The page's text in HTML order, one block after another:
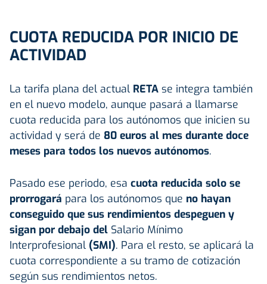
CUOTA REDUCIDA POR INICIO DE
ACTIVIDAD
La tarifa plana del actual RETA se integra también
en el nuevo modelo, aunque pasará a llamarse
cuota reducida para los autónomos que inicien su
actividad y será de 80 euros al mes durante doce
meses para todos los nuevos autónomos.
Pasado ese periodo, esa cuota reducida solo se
prorrogará para los autónomos que no hayan
conseguido que sus rendimientos despeguen y
sigan por debajo del Salario Mínimo
Interprofesional (SMI). Para el resto, se aplicará la
cuota correspondiente a su tramo de cotización
según sus rendimientos netos.